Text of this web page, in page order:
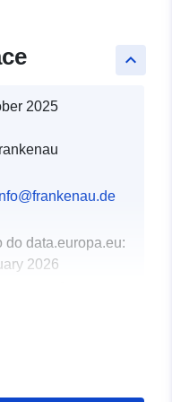
keyboard_arrow_up
2025
do data.europa.eu:
2026